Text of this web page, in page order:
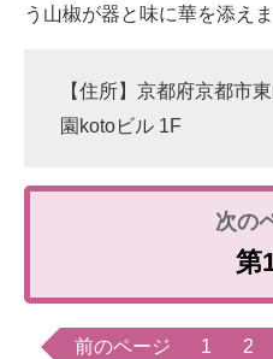
う山椒が器と味に華を添えま
【住所】京都府京都市
園kotoビル 1F
第
前のページ 1 2